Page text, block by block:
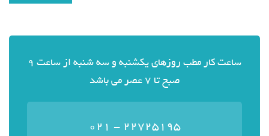
ساعت کار مطب روزهای یکشنبه و سه شنبه از ساعت 9
صبح تا 7 عصر می باشد
22725195 - 021